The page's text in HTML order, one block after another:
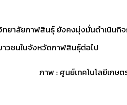
ยาลัยกาฬสินธุ์ ยังคงมุ่งมั่นดำเนินกิ
วชนในจังหวัดกาฬสินธุ์ต่อไป
ภาพ : ศูนย์เทคโนโลยีเก